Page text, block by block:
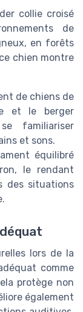
collie croisé
de
en forêts
chien montre
de chiens de
et le berger
familiariser
et sons.
équilibré
le rendant
des situations
lors de la
comme
protège non
également